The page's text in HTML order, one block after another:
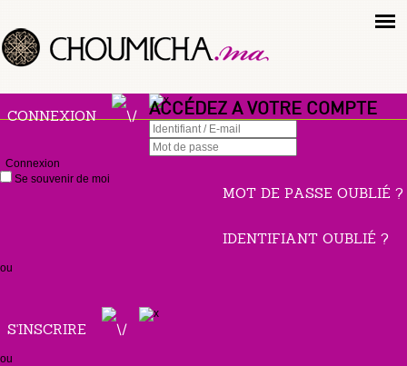
CONNEXION ACCÉDEZ A VOTRE COMPTE
Connexion
Se souvenir de moi
MOT DE PASSE OUBLIÉ ?
IDENTIFIANT OUBLIÉ ?
ou
S'INSCRIRE
ou